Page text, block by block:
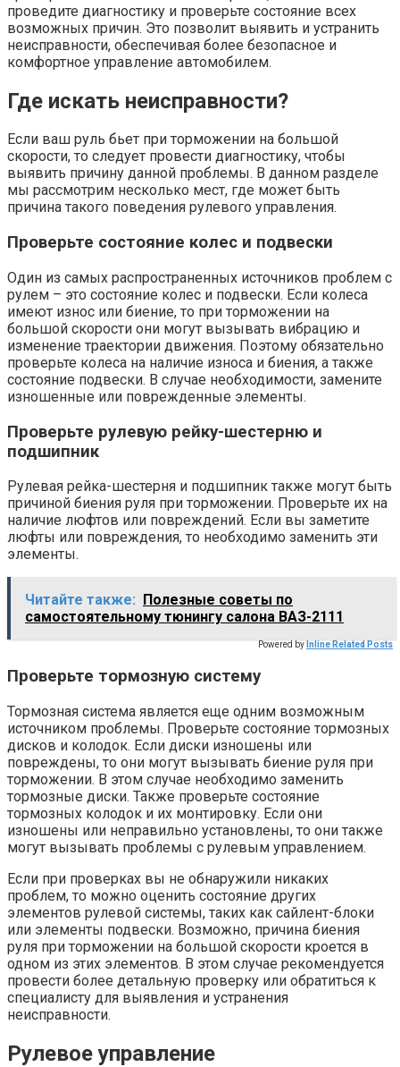
проведите диагностику и проверьте состояние всех
возможных причин. Это позволит выявить и устранить
неисправности, обеспечивая более безопасное и
комфортное управление автомобилем.
Где искать неисправности?
Если ваш руль бьет при торможении на большой
скорости, то следует провести диагностику, чтобы
выявить причину данной проблемы. В данном разделе
мы рассмотрим несколько мест, где может быть
причина такого поведения рулевого управления.
Проверьте состояние колес и подвески
Один из самых распространенных источников проблем с
рулем – это состояние колес и подвески. Если колеса
имеют износ или биение, то при торможении на
большой скорости они могут вызывать вибрацию и
изменение траектории движения. Поэтому обязательно
проверьте колеса на наличие износа и биения, а также
состояние подвески. В случае необходимости, замените
изношенные или поврежденные элементы.
Проверьте рулевую рейку-шестерню и
подшипник
Рулевая рейка-шестерня и подшипник также могут быть
причиной биения руля при торможении. Проверьте их на
наличие люфтов или повреждений. Если вы заметите
люфты или повреждения, то необходимо заменить эти
элементы.
Читайте также:
Полезные советы по
самостоятельному тюнингу салона ВАЗ-2111
Powered by Inline Related Posts
Проверьте тормозную систему
Тормозная система является еще одним возможным
источником проблемы. Проверьте состояние тормозных
дисков и колодок. Если диски изношены или
повреждены, то они могут вызывать биение руля при
торможении. В этом случае необходимо заменить
тормозные диски. Также проверьте состояние
тормозных колодок и их монтировку. Если они
изношены или неправильно установлены, то они также
могут вызывать проблемы с рулевым управлением.
Если при проверках вы не обнаружили никаких
проблем, то можно оценить состояние других
элементов рулевой системы, таких как сайлент-блоки
или элементы подвески. Возможно, причина биения
руля при торможении на большой скорости кроется в
одном из этих элементов. В этом случае рекомендуется
провести более детальную проверку или обратиться к
специалисту для выявления и устранения
неисправности.
Рулевое управление